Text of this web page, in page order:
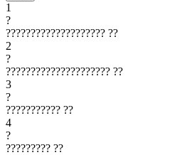
1
?
???????????????????? ??
2
?
????????????????????? ??
3
?
??????????? ??
4
?
????????? ??